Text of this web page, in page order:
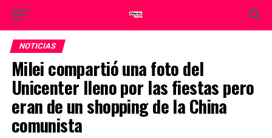
NOTICIAS
Milei compartió una foto del
Unicenter lleno por las fiestas pero
eran de un shopping de la China
comunista